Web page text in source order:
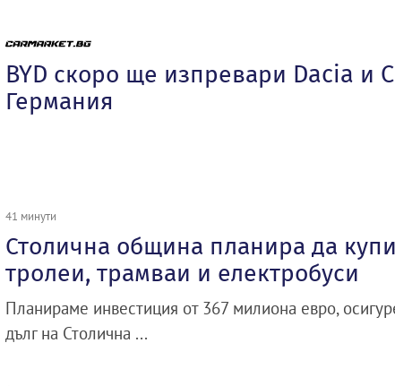
BYD скоро ще изпревари Dacia и
Германия
41 минути
Столична община планира да
тролеи, трамваи и електробуси
Планираме инвестиция от 367 милиона евро,
дълг на Столична ...